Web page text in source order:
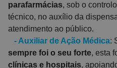
parafarmácias, sob o
técnico, no auxílio da
atendimento ao público.
- Auxiliar de Ação Médica:
sempre foi o seu forte, esta
clínicas e hospitais,